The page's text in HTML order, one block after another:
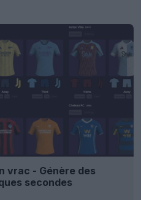
vrac - Génère des
secondes